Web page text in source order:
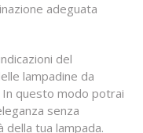
adeguata
del
lampadine da
questo modo potrai
senza
tua lampada.